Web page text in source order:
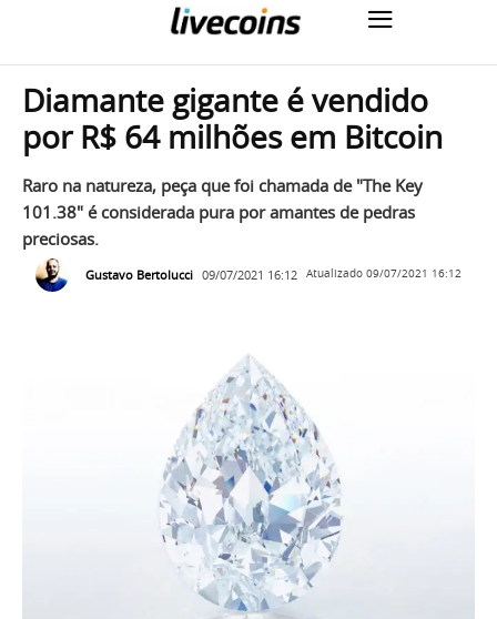
Diamante gigante é vendido
por R$ 64 milhões em Bitcoin
Raro na natureza, peça que foi chamada de "The Key
101.38" é considerada pura por amantes de pedras
preciosas.
Gustavo Bertolucci 09/07/2021 16:12 Atualizado 09/07/2021 16:12